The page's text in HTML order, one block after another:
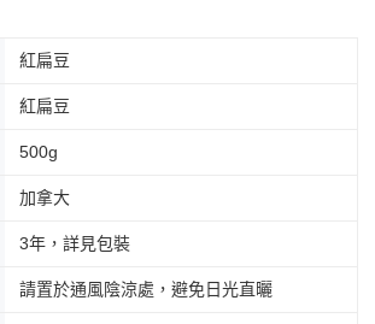
紅扁豆
紅扁豆
500g
加拿大
3年，詳見包裝
請置於通風陰涼處，避免日光直曬